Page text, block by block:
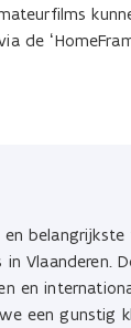
de
Vlaanderen.
en
een gunstig